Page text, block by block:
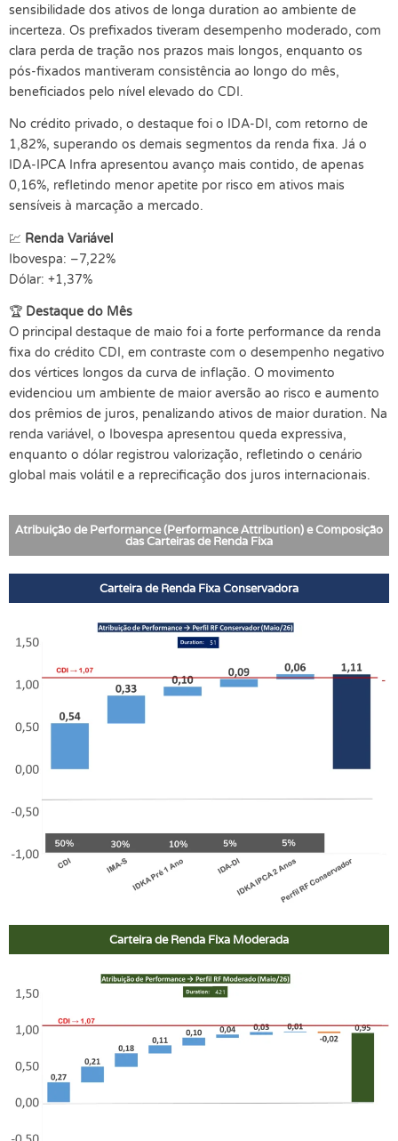
sensibilidade dos ativos de longa duration ao ambiente de
incerteza. Os prefixados tiveram desempenho moderado, com
clara perda de tração nos prazos mais longos, enquanto os
pós-fixados mantiveram consistência ao longo do mês,
beneficiados pelo nível elevado do CDI.
No crédito privado, o destaque foi o IDA-DI, com retorno de
1,82%, superando os demais segmentos da renda fixa. Já o
IDA-IPCA Infra apresentou avanço mais contido, de apenas
0,16%, refletindo menor apetite por risco em ativos mais
sensíveis à marcação a mercado.
💹 Renda Variável
Ibovespa: –7,22%
Dólar: +1,37%
🏆 Destaque do Mês
O principal destaque de maio foi a forte performance da renda
fixa do crédito CDI, em contraste com o desempenho negativo
dos vértices longos da curva de inflação. O movimento
evidenciou um ambiente de maior aversão ao risco e aumento
dos prêmios de juros, penalizando ativos de maior duration. Na
renda variável, o Ibovespa apresentou queda expressiva,
enquanto o dólar registrou valorização, refletindo o cenário
global mais volátil e a reprecificação dos juros internacionais.
Atribuição de Performance (Performance Attribution) e Composição
das Carteiras de Renda Fixa
Carteira de Renda Fixa Conservadora
Carteira de Renda Fixa Moderada